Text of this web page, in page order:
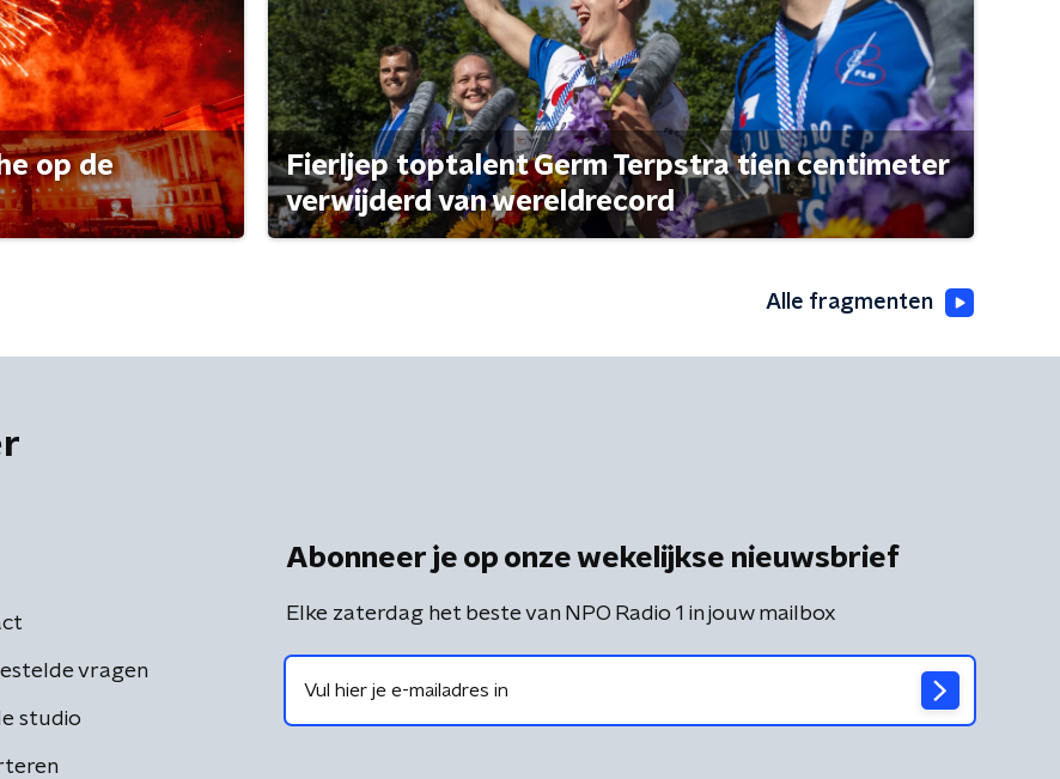
op de
Fierljep toptalent Germ Terpstra tien centimeter
verwijderd van wereldrecord
Alle fragmenten
vragen
studio
Abonneer je op onze wekelijkse nieuwsbrief
Elke zaterdag het beste van NPO Radio 1 in jouw mailbox